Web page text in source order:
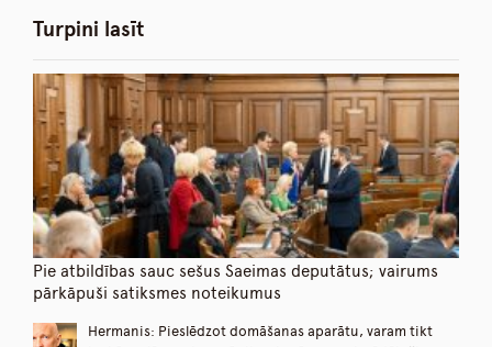
Turpini lasīt
Pie atbildības sauc sešus Saeimas deputātus; vairums
pārkāpuši satiksmes noteikumus
Hermanis: Pieslēdzot domāšanas aparātu, varam tikt